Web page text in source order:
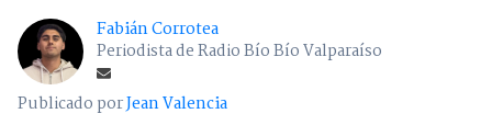
Fabián Corrotea
Periodista de Radio Bío Bío Valparaíso
Publicado porJean Valencia